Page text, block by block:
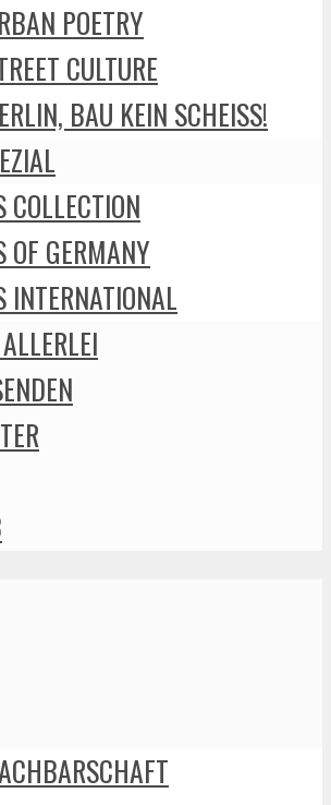
POETRY
CULTURE
BAU KEIN SCHEISS!
COLLECTION
OF GERMANY
INTERNATIONAL